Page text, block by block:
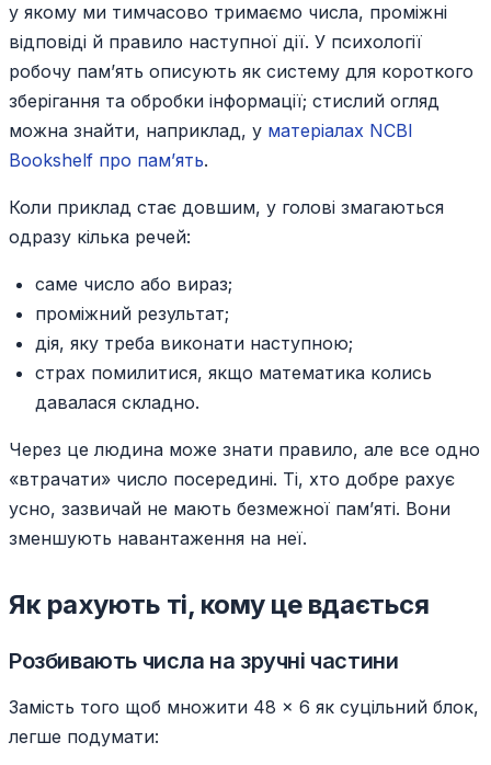
у якому ми тимчасово тримаємо числа, проміжні
відповіді й правило наступної дії. У психології
робочу пам’ять описують як систему для короткого
зберігання та обробки інформації; стислий огляд
можна знайти, наприклад, у матеріалах NCBI
Bookshelf про пам’ять.
Коли приклад стає довшим, у голові змагаються
одразу кілька речей:
саме число або вираз;
проміжний результат;
дія, яку треба виконати наступною;
страх помилитися, якщо математика колись
давалася складно.
Через це людина може знати правило, але все одно
«втрачати» число посередині. Ті, хто добре рахує
усно, зазвичай не мають безмежної пам’яті. Вони
зменшують навантаження на неї.
Як рахують ті, кому це вдається
Розбивають числа на зручні частини
Замість того щоб множити 48 × 6 як суцільний блок,
легше подумати: